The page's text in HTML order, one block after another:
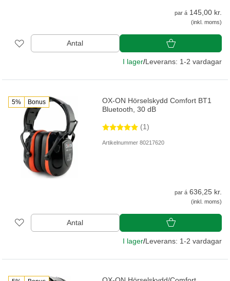
par á 145,00 kr.
(inkl. moms)
Antal
I lager/Leverans: 1-2 vardagar
5% Bonus
OX-ON Hörselskydd Comfort BT1
Bluetooth, 30 dB
(1)
Artikelnummer 80217620
par á 636,25 kr.
(inkl. moms)
Antal
I lager/Leverans: 1-2 vardagar